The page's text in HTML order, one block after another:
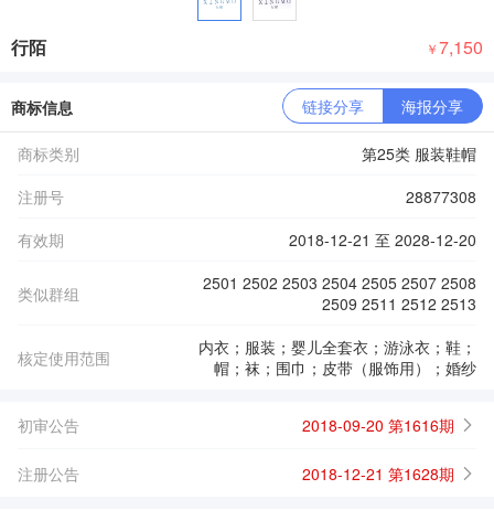
行陌 ￥7,150
商标信息 链接分享 海报分享
商标类别
第25类 服装鞋帽
注册号
28877308
有效期
2018-12-21 至 2028-12-20
类似群组
2501 2502 2503 2504 2505 2507 2508
2509 2511 2512 2513
核定使用范围
内衣；服装；婴儿全套衣；游泳衣；鞋；
帽；袜；围巾；皮带（服饰用）；婚纱
初审公告 2018-09-20 第1616期
注册公告 2018-12-21 第1628期